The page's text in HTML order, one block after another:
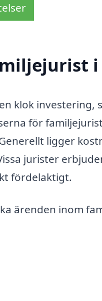
i
klok investering,
för
ligger
jurister
fördelaktigt.
ärenden inom